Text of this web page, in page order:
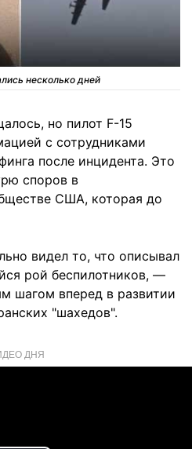
несколько дней
но пилот F-15
с сотрудниками
после инцидента. Это
споров в
США, которая до
видел то, что описывал
рой беспилотников, —
шагом вперед в развитии
"шахедов".
ДНЯ